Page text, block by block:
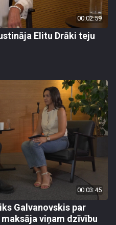
00:02:59
Elitu Drāki teju
00:03:45
Galvanovskis par
viņam dzīvību